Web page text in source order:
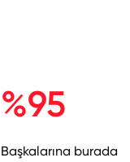
%95
Başkalarına burada